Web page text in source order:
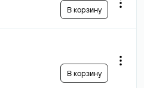
В корзину
В корзину